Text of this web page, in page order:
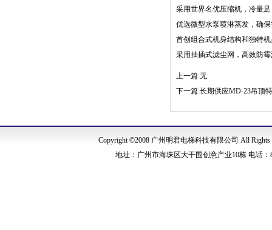
采用世界名优压缩机，冷量
优选微型水泵喷淋蒸发，确
首创组合式机身结构和独特
采用抽插式滤尘网，高效防
上一篇:无
下一篇:长期供应MD-23吊顶
Copyright ©2008 广州明君电梯科技有限公司 All
地址：广州市海珠区大干围创意产业10栋 电话：